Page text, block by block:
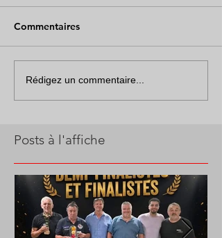
Commentaires
Rédigez un commentaire...
Posts à l'affiche